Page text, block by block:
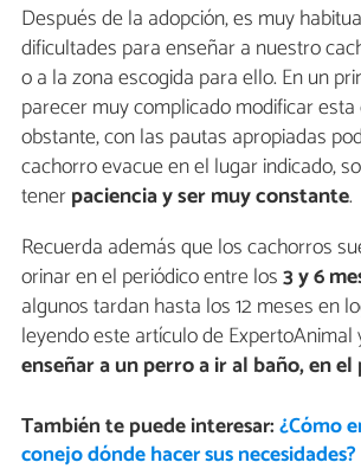
Después de la adopción, es muy
dificultades para enseñar a nuestro
o a la zona escogida para ello. En un
parecer muy complicado modificar
obstante, con las pautas apropiadas
cachorro evacue en el lugar indicado,
tenerpaciencia y ser muy constante.
Recuerda además que los cachorros
orinar en el periódico entre los3 y 6
algunos tardan hasta los 12 meses en
leyendo este artículo de ExpertoAnimal
enseñar a un perro a ir al baño, en
También te puede interesar:¿Cómo
conejo dónde hacer sus necesidades?